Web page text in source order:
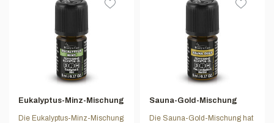
Eukalyptus-Minz-Mischung
Die Eukalyptus-Minz-Mischung
Sauna-Gold-Mischung
Die Sauna-Gold-Mischung hat